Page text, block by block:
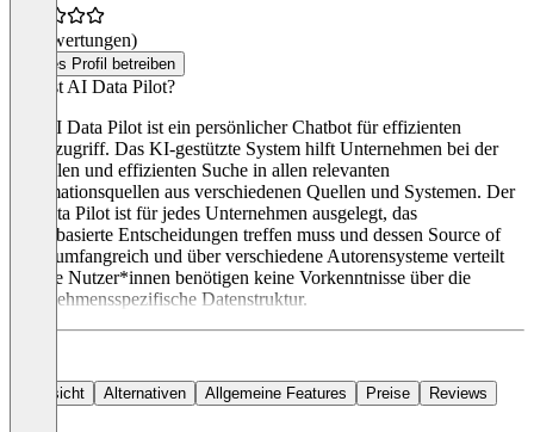
(0 Bewertungen)
Dieses Profil betreiben
Was ist AI Data Pilot?
Der AI Data Pilot ist ein persönlicher Chatbot für effizienten
Datenzugriff. Das KI-gestützte System hilft Unternehmen bei der
schnellen und effizienten Suche in allen relevanten
Informationsquellen aus verschiedenen Quellen und Systemen. Der
AI Data Pilot ist für jedes Unternehmen ausgelegt, das
faktenbasierte Entscheidungen treffen muss und dessen Source of
Truth umfangreich und über verschiedene Autorensysteme verteilt
ist. Die Nutzer*innen benötigen keine Vorkenntnisse über die
unternehmensspezifische Datenstruktur.
Übersicht Alternativen Allgemeine Features Preise Reviews